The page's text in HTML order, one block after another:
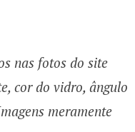
nas fotos do site
cor do vidro, ângulo
meramente